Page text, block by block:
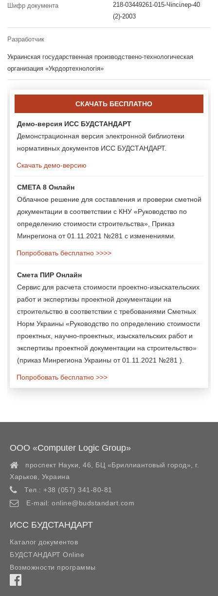
Шифр документа
218-03449261-015-Чіпсілер-40
(2)-2003
Разработчик
Украинская государственная производствено-технологическая
организация «Укрдортехнологія»
СКАЧАТЬ БЕСПЛАТНО
Демо-версия ИСС БУДСТАНДАРТ
Демонстрационная версия электронной библиотеки
нормативных документов ИСС БУДСТАНДАРТ.
Скачать демо-версию
СМЕТА 8 Онлайн
Облачное решение для составления и проверки сметной
документации в соответствии с КНУ «Руководство по
определению стоимости строительства», Приказ
Минрегиона от 01.11.2021 №281 с изменениями.
Попробовать бесплатно >>>>
Смета ПИР Онлайн
Сервис для расчета стоимости проектно-изыскательских
работ и экспертизы проектной документации на
строительство в соответствии с требованиями Сметных
Норм Украины «Руководство по определению стоимости
проектных, научно-проектных, изыскательских работ и
экспертизы проектной документации на строительство»
(приказ Минрегиона Украины от 01.11.2021 №281 ).
Попробовать бесплатно >>>
ООО «Computer Logic Group»
проспект Науки, 46, БЦ «Бриллиантовый город»,
г.
Харьков
Украина
Тел.: +38 (057) 341-80-81
E-mail: online@budstandart.com
ИСС БУДСТАНДАРТ
Каталог документов
БУДСТАНДАРТ Online
Возможности программы